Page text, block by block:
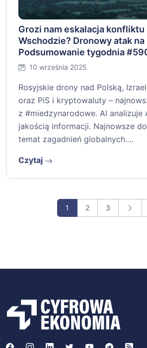
Grozi nam eskalacja konfliktu
Wschodzie? Dronowy atak na
Podsumowanie tygodnia
10 września 2025
Rosyjskie drony nad Polską,
oraz PiS i kryptowaluty –
z #miedzynarodowe. AI analizuje
jakością informacji. Najnowsze
temat zagadnień globalnych.…
Czytaj
1 2 3